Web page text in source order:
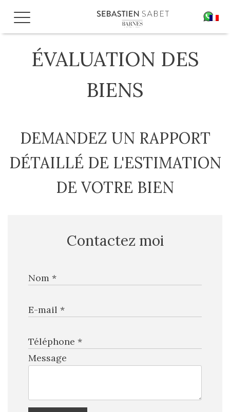
contenu
ÉVALUATION DES
BIENS
DEMANDEZ UN RAPPORT
DÉTAILLÉ DE L'ESTIMATION
DE VOTRE BIEN
Contactez moi
Nom *
E-mail *
Téléphone *
Message